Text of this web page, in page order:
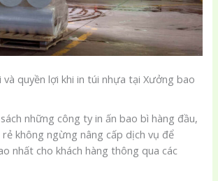
và quyền lợi khi in túi nhựa tại Xưởng bao
những công ty in ấn bao bì hàng đầu,
không ngừng nâng cấp dịch vụ để
nhất cho khách hàng thông qua các